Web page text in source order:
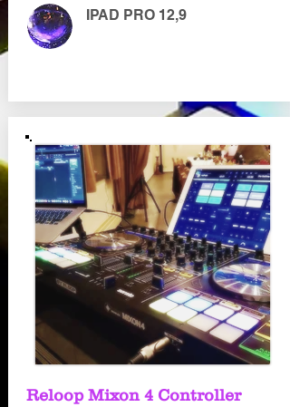
IPAD PRO 12,9
Reloop Mixon 4 Controller